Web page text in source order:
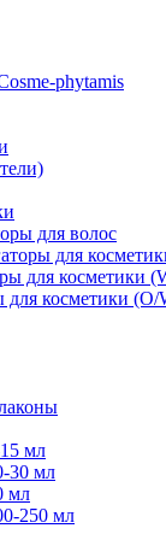
phytamis
для волос
для
для косметики
косметики (O/
мл
30 мл
мл
250 мл